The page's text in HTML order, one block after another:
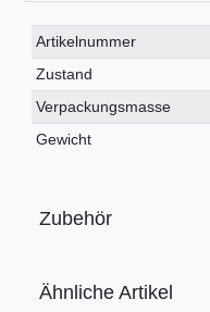
Technisches
Merkmal
Wert
Artikelnummer
Zustand
Verpackungsmasse
Gewicht
Zubehör
Ähnliche Artikel